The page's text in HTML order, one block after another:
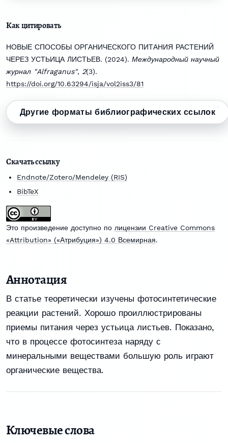
Как цитировать
НОВЫЕ СПОСОБЫ ОРГАНИЧЕСКОГО ПИТАНИЯ РАСТЕНИЙ
ЧЕРЕЗ УСТЬИЦА ЛИСТЬЕВ. (2024). Международный научный
журнал "Alfraganus", 2(3).
https://doi.org/10.63294/isja/vol2iss3/81
Другие форматы библиографических ссылок
Скачать ссылку
Endnote/Zotero/Mendeley (RIS)
BibTeX
Это произведение доступно по лицензии Creative Commons
«Attribution» («Атрибуция») 4.0 Всемирная.
Аннотация
В статье теоретически изучены фотосинтетические
реакции растений. Хорошо проиллюстрированы
приемы питания через устьица листьев. Показано,
что в процессе фотосинтеза наряду с
минеральными веществами большую роль играют
органические вещества.
Ключевые слова